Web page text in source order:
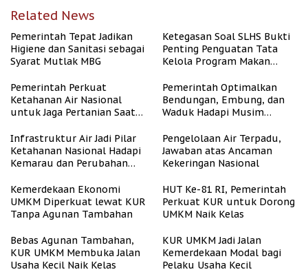
Related News
Pemerintah Tepat Jadikan
Higiene dan Sanitasi sebagai
Syarat Mutlak MBG
Ketegasan Soal SLHS Bukti
Penting Penguatan Tata
Kelola Program Makan
Pemerintah Perkuat
Ketahanan Air Nasional
untuk Jaga Pertanian Saat
Pemerintah Optimalkan
Bendungan, Embung, dan
Waduk Hadapi Musim
Infrastruktur Air Jadi Pilar
Ketahanan Nasional Hadapi
Kemarau dan Perubahan
Pengelolaan Air Terpadu,
Jawaban atas Ancaman
Kekeringan Nasional
Kemerdekaan Ekonomi
UMKM Diperkuat lewat KUR
Tanpa Agunan Tambahan
HUT Ke-81 RI, Pemerintah
Perkuat KUR untuk Dorong
UMKM Naik Kelas
Bebas Agunan Tambahan,
KUR UMKM Membuka Jalan
Usaha Kecil Naik Kelas
KUR UMKM Jadi Jalan
Kemerdekaan Modal bagi
Pelaku Usaha Kecil